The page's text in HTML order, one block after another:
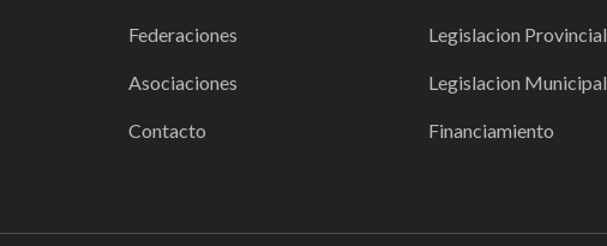
Federaciones
Asociaciones
Contacto
Legislacion Provincial
Legislacion Municipal
Financiamiento